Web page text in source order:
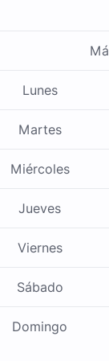
Lunes
Martes
Miércoles
Jueves
Viernes
Sábado
Domingo